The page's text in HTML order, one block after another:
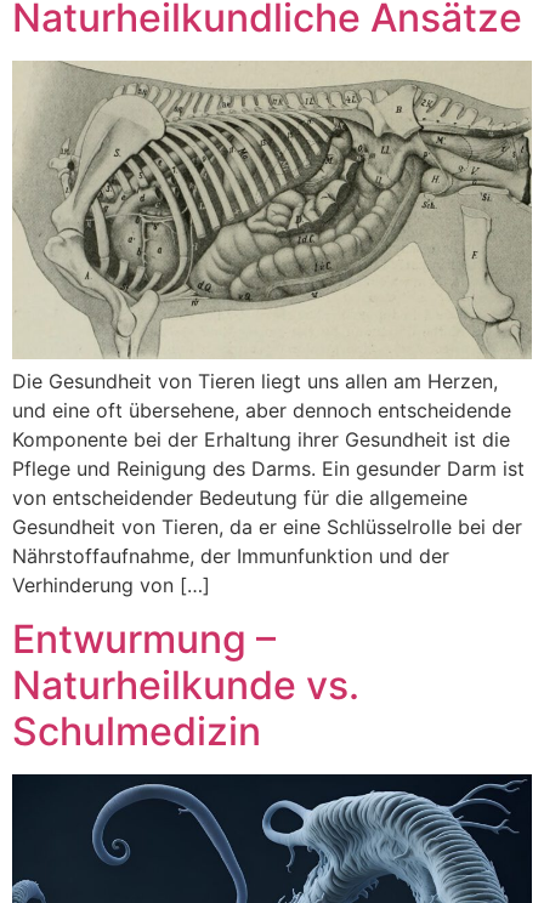
Naturheilkundliche Ansätze
Die Gesundheit von Tieren liegt uns allen am Herzen,
und eine oft übersehene, aber dennoch entscheidende
Komponente bei der Erhaltung ihrer Gesundheit ist die
Pflege und Reinigung des Darms. Ein gesunder Darm ist
von entscheidender Bedeutung für die allgemeine
Gesundheit von Tieren, da er eine Schlüsselrolle bei der
Nährstoffaufnahme, der Immunfunktion und der
Verhinderung von […]
Entwurmung –
Naturheilkunde vs.
Schulmedizin